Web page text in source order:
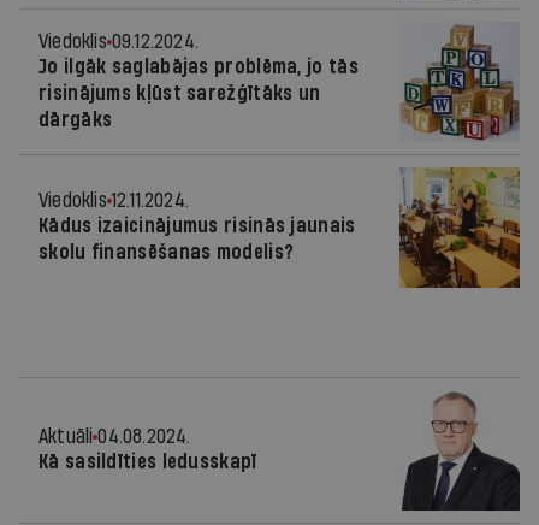
Viedoklis 09.12.2024.
Jo ilgāk saglabājas problēma, jo tās
risinājums kļūst sarežģītāks un
dārgāks
Viedoklis 12.11.2024.
Kādus izaicinājumus risinās jaunais
skolu finansēšanas modelis?
Aktuāli 04.08.2024.
Kā sasildīties ledusskapī